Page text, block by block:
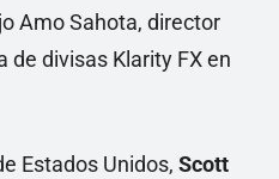
Amo Sahota, director
de divisas Klarity FX en
Estados Unidos, Scott